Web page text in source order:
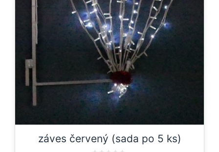
záves červený (sada po 5 ks)